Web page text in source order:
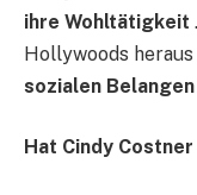
ihre Wohltätigkeit
Hollywoods
sozialen Belangen
Hat Cindy